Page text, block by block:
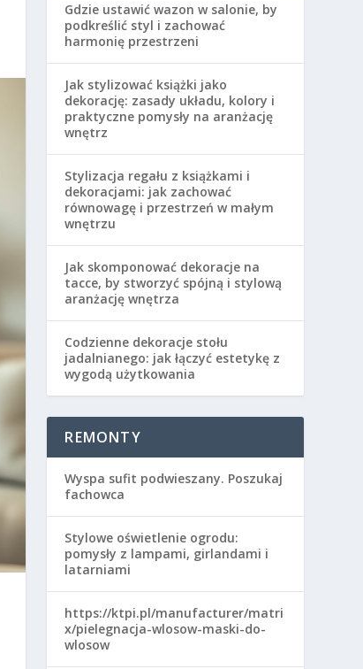
Gdzie ustawić wazon w salonie, by
podkreślić styl i zachować
harmonię przestrzeni
Jak stylizować książki jako
dekorację: zasady układu, kolory i
praktyczne pomysły na aranżację
wnętrz
Stylizacja regału z książkami i
dekoracjami: jak zachować
równowagę i przestrzeń w małym
wnętrzu
Jak skomponować dekoracje na
tacce, by stworzyć spójną i stylową
aranżację wnętrza
Codzienne dekoracje stołu
jadalnianego: jak łączyć estetykę z
wygodą użytkowania
REMONTY
Wyspa sufit podwieszany. Poszukaj
fachowca
Stylowe oświetlenie ogrodu:
pomysły z lampami, girlandami i
latarniami
https://ktpi.pl/manufacturer/matri
x/pielegnacja-wlosow-maski-do-
wlosow